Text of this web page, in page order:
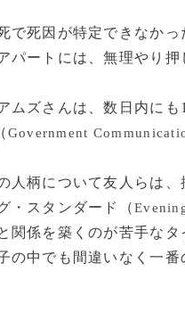
死因が特定できなか
パートには、無理やり
ズさんは、数日内に
Government
柄について友人らは、
・スタンダード（
関係を築くのが苦手な
の中でも間違いなく一